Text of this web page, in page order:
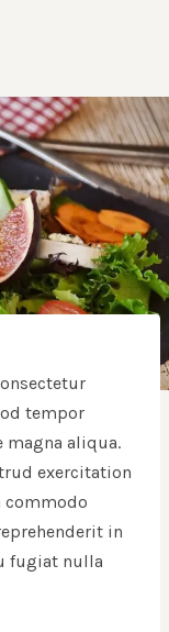
tempor
aliqua.
exercitation
commodo
in
fugiat nulla